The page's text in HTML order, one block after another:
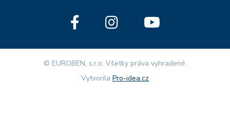
© EUROBEN, s.r.o. Všetky práva vyhradené.
Vytvorila Pro-idea.cz